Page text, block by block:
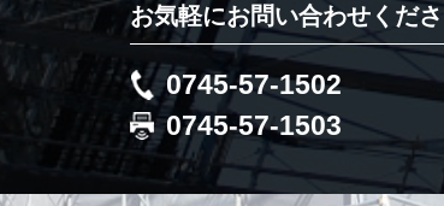
お気軽にお問い合わせくだ
0745-57-1502
0745-57-1503